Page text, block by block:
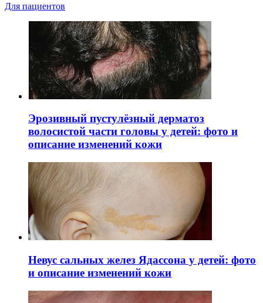
Для пациентов
Эрозивный пустулёзный дерматоз
волосистой части головы у детей: фото и
описание изменений кожи
Невус сальных желез Ядассона у детей: фото
и описание изменений кожи